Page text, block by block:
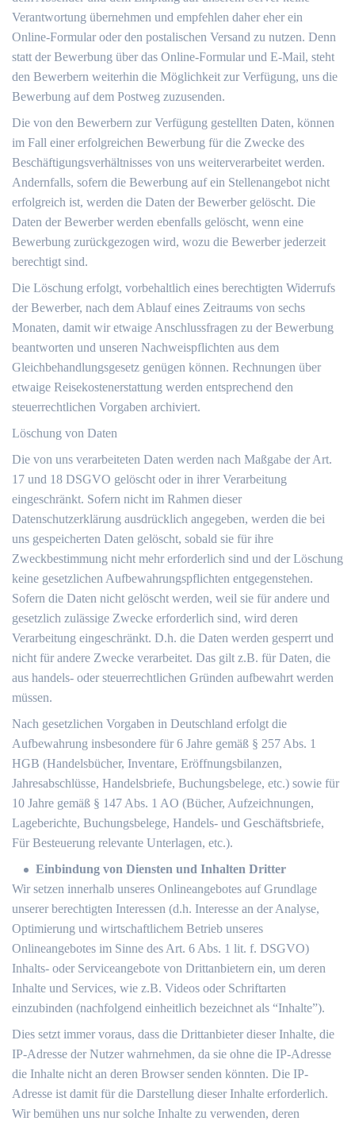
Verantwortung übernehmen und empfehlen daher eher ein
Online-Formular oder den postalischen Versand zu nutzen. Denn
statt der Bewerbung über das Online-Formular und E-Mail, steht
den Bewerbern weiterhin die Möglichkeit zur Verfügung, uns die
Bewerbung auf dem Postweg zuzusenden.
Die von den Bewerbern zur Verfügung gestellten Daten, können
im Fall einer erfolgreichen Bewerbung für die Zwecke des
Beschäftigungsverhältnisses von uns weiterverarbeitet werden.
Andernfalls, sofern die Bewerbung auf ein Stellenangebot nicht
erfolgreich ist, werden die Daten der Bewerber gelöscht. Die
Daten der Bewerber werden ebenfalls gelöscht, wenn eine
Bewerbung zurückgezogen wird, wozu die Bewerber jederzeit
berechtigt sind.
Die Löschung erfolgt, vorbehaltlich eines berechtigten Widerrufs
der Bewerber, nach dem Ablauf eines Zeitraums von sechs
Monaten, damit wir etwaige Anschlussfragen zu der Bewerbung
beantworten und unseren Nachweispflichten aus dem
Gleichbehandlungsgesetz genügen können. Rechnungen über
etwaige Reisekostenerstattung werden entsprechend den
steuerrechtlichen Vorgaben archiviert.
Löschung von Daten
Die von uns verarbeiteten Daten werden nach Maßgabe der Art.
17 und 18 DSGVO gelöscht oder in ihrer Verarbeitung
eingeschränkt. Sofern nicht im Rahmen dieser
Datenschutzerklärung ausdrücklich angegeben, werden die bei
uns gespeicherten Daten gelöscht, sobald sie für ihre
Zweckbestimmung nicht mehr erforderlich sind und der Löschung
keine gesetzlichen Aufbewahrungspflichten entgegenstehen.
Sofern die Daten nicht gelöscht werden, weil sie für andere und
gesetzlich zulässige Zwecke erforderlich sind, wird deren
Verarbeitung eingeschränkt. D.h. die Daten werden gesperrt und
nicht für andere Zwecke verarbeitet. Das gilt z.B. für Daten, die
aus handels- oder steuerrechtlichen Gründen aufbewahrt werden
müssen.
Nach gesetzlichen Vorgaben in Deutschland erfolgt die
Aufbewahrung insbesondere für 6 Jahre gemäß § 257 Abs. 1
HGB (Handelsbücher, Inventare, Eröffnungsbilanzen,
Jahresabschlüsse, Handelsbriefe, Buchungsbelege, etc.) sowie für
10 Jahre gemäß § 147 Abs. 1 AO (Bücher, Aufzeichnungen,
Lageberichte, Buchungsbelege, Handels- und Geschäftsbriefe,
Für Besteuerung relevante Unterlagen, etc.).
Einbindung von Diensten und Inhalten Dritter
Wir setzen innerhalb unseres Onlineangebotes auf Grundlage
unserer berechtigten Interessen (d.h. Interesse an der Analyse,
Optimierung und wirtschaftlichem Betrieb unseres
Onlineangebotes im Sinne des Art. 6 Abs. 1 lit. f. DSGVO)
Inhalts- oder Serviceangebote von Drittanbietern ein, um deren
Inhalte und Services, wie z.B. Videos oder Schriftarten
einzubinden (nachfolgend einheitlich bezeichnet als “Inhalte”).
Dies setzt immer voraus, dass die Drittanbieter dieser Inhalte, die
IP-Adresse der Nutzer wahrnehmen, da sie ohne die IP-Adresse
die Inhalte nicht an deren Browser senden könnten. Die IP-
Adresse ist damit für die Darstellung dieser Inhalte erforderlich.
Wir bemühen uns nur solche Inhalte zu verwenden, deren